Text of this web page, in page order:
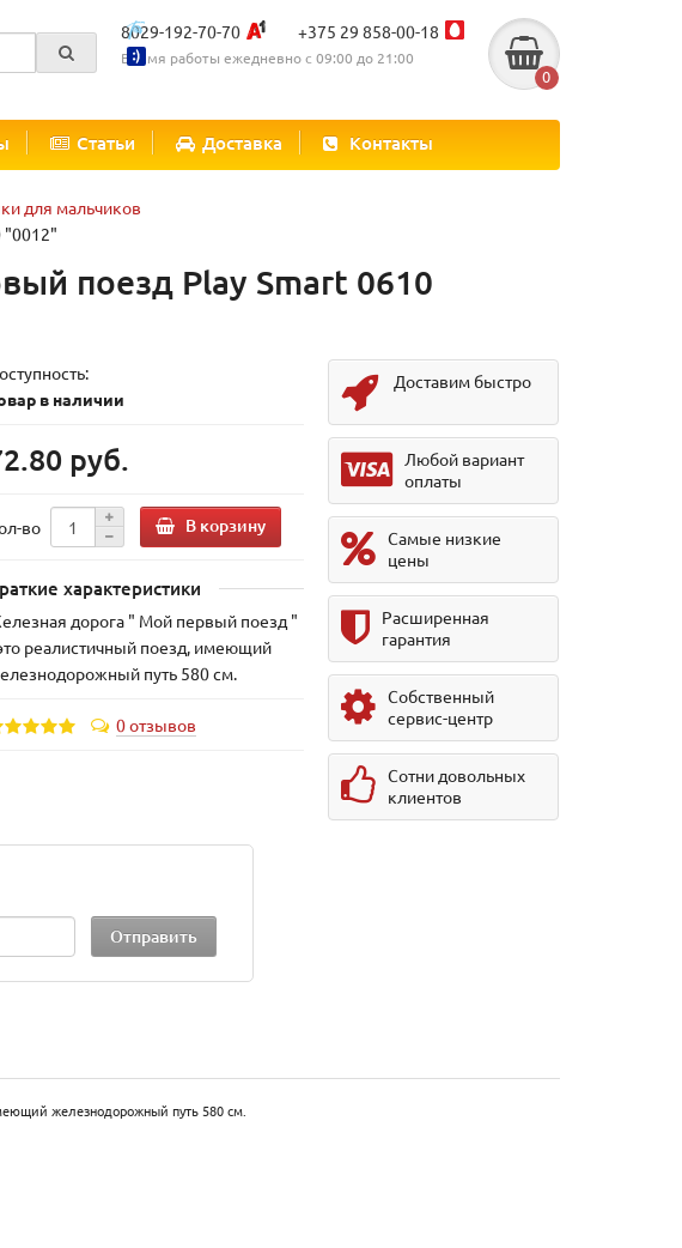
8029-192-70-70 +375 29 858-00-18
Время работы ежедневно с 09:00 до 21:00
0
Статьи Доставка Контакты
для мальчиков
"0012"
поезд Play Smart 0610
в наличии
руб.
во В корзину
характеристики
дорога " Мой первый поезд "
реалистичный поезд, имеющий
путь 580 см.
0 отзывов
Доставим быстро
Любой вариант
оплаты
Самые низкие
цены
Расширенная
гарантия
Собственный
сервис-центр
Сотни довольных
клиентов
железнодорожный путь 580 см.